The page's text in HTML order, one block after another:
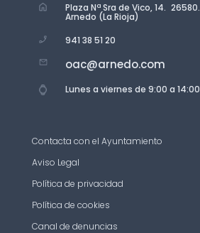
Plaza Nª Sra de Vico, 14. 26580.
Arnedo (La Rioja)
941 38 51 20
oac@arnedo.com
Lunes a viernes de 9:00 a 14:00
Contacta con el Ayuntamiento
Aviso Legal
Política de privacidad
Política de cookies
Canal de denuncias